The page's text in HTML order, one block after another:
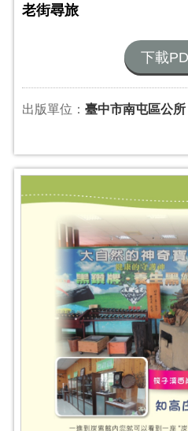
老街尋旅
下載
出版單位： 臺中市南屯區公所